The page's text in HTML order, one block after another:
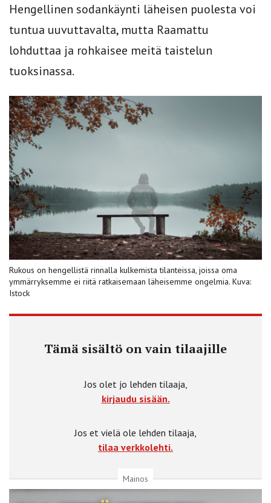
Hengellinen sodankäynti läheisen puolesta voi
tuntua uuvuttavalta, mutta Raamattu
lohduttaa ja rohkaisee meitä taistelun
tuoksinassa.
Rukous on hengellistä rinnalla kulkemista tilanteissa, joissa oma
ymmärryksemme ei riitä ratkaisemaan läheisemme ongelmia. Kuva:
Istock
Tämä sisältö on vain tilaajille
Jos olet jo lehden tilaaja,
kirjaudu sisään.
Jos et vielä ole lehden tilaaja,
tilaa verkkolehti.
Mainos